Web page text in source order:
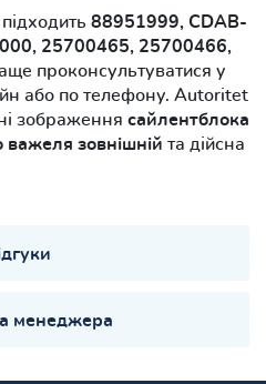
88951999, CDAB-
25700465, 25700466,
проконсультуватися у
або по телефону. Autoritet
зображення сайлентблока
важеля зовнішній та дійсна
менеджера